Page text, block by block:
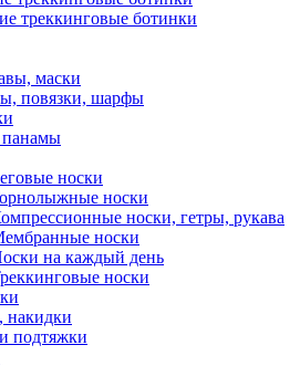
треккинговые ботинки
маски
повязки, шарфы
носки
носки
носки, гетры, рукава
носки
на каждый день
носки
подтяжки